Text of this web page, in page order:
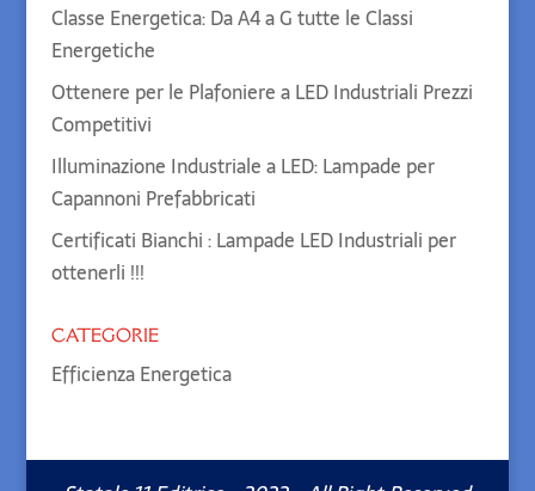
Classe Energetica: Da A4 a G tutte le Classi
Energetiche
Ottenere per le Plafoniere a LED Industriali Prezzi
Competitivi
Illuminazione Industriale a LED: Lampade per
Capannoni Prefabbricati
Certificati Bianchi : Lampade LED Industriali per
ottenerli !!!
CATEGORIE
Efficienza Energetica